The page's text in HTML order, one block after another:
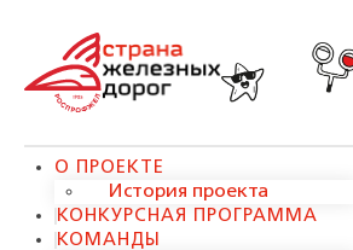
О ПРОЕКТЕ
История проекта
КОНКУРСНАЯ ПРОГРАММА
КОМАНДЫ